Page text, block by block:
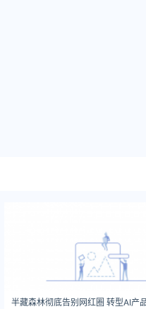
半藏森林彻底告别网红圈 转型AI产